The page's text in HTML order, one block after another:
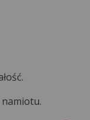
namiotu.